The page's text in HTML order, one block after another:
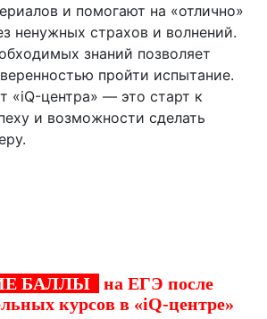
и помогают на «отлично»
ненужных страхов и волнений.
знаний позволяет
пройти испытание.
«iQ-центра» — это старт к
и возможности сделать
БАЛЛЫ
на ЕГЭ после
курсов в «iQ-центре»